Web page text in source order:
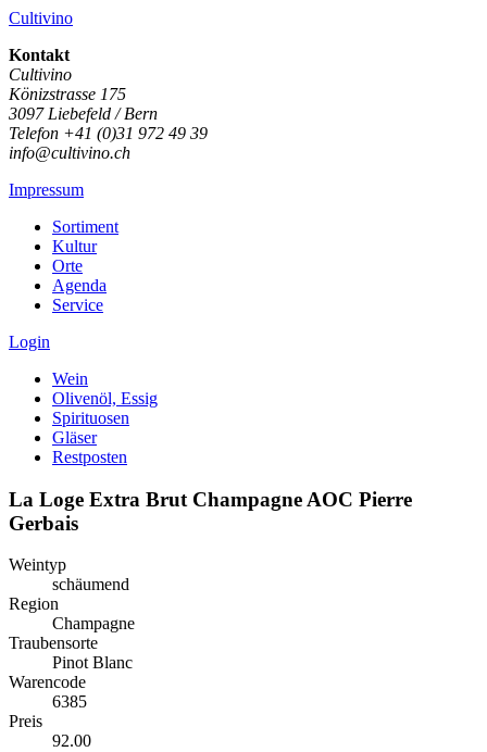
Cultivino
Kontakt
Cultivino
Könizstrasse 175
3097 Liebefeld / Bern
Telefon +41 (0)31 972 49 39
info@cultivino.ch
Impressum
Sortiment
Kultur
Orte
Agenda
Service
Login
Wein
Olivenöl, Essig
Spirituosen
Gläser
Restposten
La Loge Extra Brut Champagne AOC Pierre
Gerbais
Weintyp
schäumend
Region
Champagne
Traubensorte
Pinot Blanc
Warencode
6385
Preis
92.00